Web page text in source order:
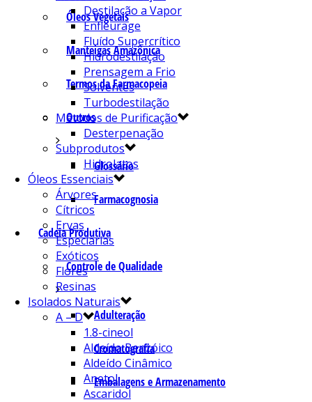
Óleos Vegetais
Manteigas Amazônica
Termos da Farmacopeia
Outros
Glossário
Farmacognosia
Cadeia Produtiva
Controle de Qualidade
Adulteração
Cromatografia
Embalagens e Armazenamento
Destilação a Vapor
Enfleurage
Fluído Supercrítico
Hidrodestilação
Prensagem a Frio
Solventes
Turbodestilação
Métodos de Purificação
Desterpenação
Subprodutos
Hidrolatos
Óleos Essenciais
Árvores
Cítricos
Ervas
Especiarias
Exóticos
Flores
Resinas
Isolados Naturais
A – D
1.8-cineol
Aldeído Benzóico
Aldeído Cinâmico
Anetol
Ascaridol